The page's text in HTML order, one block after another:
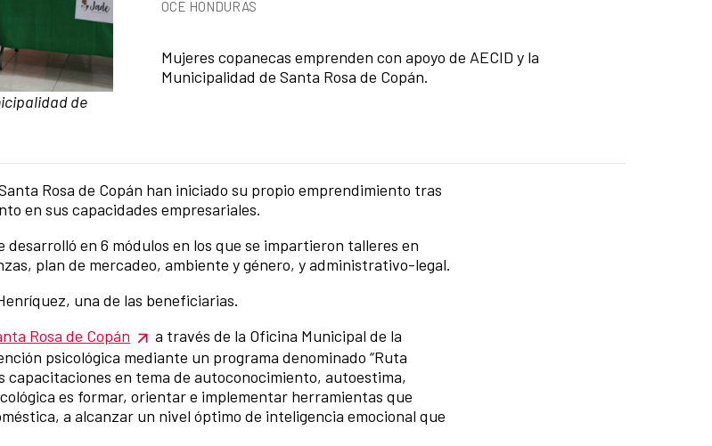
de
News categories
OCE HONDURAS
Mujeres copanecas emprenden con apoyo de AECID y la
Municipalidad de Santa Rosa de Copán.
Rosa de Copán han iniciado su propio emprendimiento tras
en sus capacidades empresariales.
en 6 módulos en los que se impartieron talleres en
plan de mercadeo, ambiente y género, y administrativo-legal.
una de las beneficiarias.
Rosa de Copán
a través de la Oficina Municipal de la
psicológica mediante un programa denominado “Ruta
capacitaciones en tema de autoconocimiento, autoestima,
es formar, orientar e implementar herramientas que
a alcanzar un nivel óptimo de inteligencia emocional que